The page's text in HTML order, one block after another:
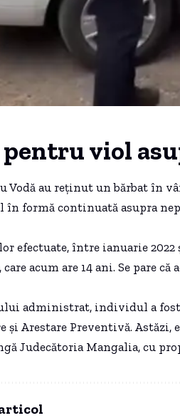
viol
au reținut un bărbat în
formă continuată asupra
efectuate, între ianuarie
acum are 14 ani. Se pare
administrat, individul a
și Arestare Preventivă. Astăzi,
Judecătoria Mangalia, cu